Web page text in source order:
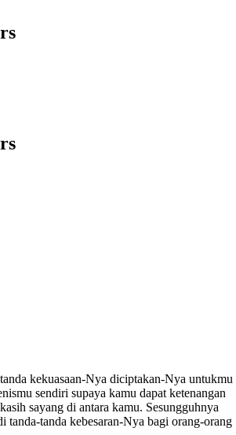
kekuasaan-Nya diciptakan-Nya untukmu
sendiri supaya kamu dapat ketenangan
sayang di antara kamu. Sesungguhnya
tanda-tanda kebesaran-Nya bagi orang-orang